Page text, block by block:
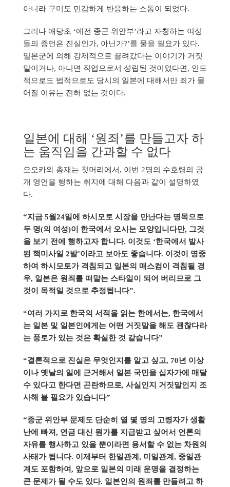
아니라 구미도 민감하게 반응하는 소동이 되었다.
그러나 애당초 ‘예전 종군 위안부’라고 자칭하는 여성
들의 증언은 진실인가, 아닌가?’를 물을 필요가 있다.
일본군에 의해 강제적으로 끌려갔다는 이야기가 거짓
말이거나, 아니면 직업으로서 성립된 것이었다면, 인도
적으로도 법적으로도 당시의 일본에 대해서만 죄가 물
어질 이유는 전혀 없는 것이다.
일본에 대해 ‘원죄’를 만들고자 하
는 움직임을 간과할 수 없다
오오카와 총재는 첫머리에서, 이번 2명의 수호령의 공
개 영언을 행하는 취지에 대해 다음과 같이 설명하였
다.
“지금 5월24일에 하시모토 시장을 만난다는 명목으로
두 명(의 여성)이 한국에서 오시는 모양입니다만, 그것
을 보기 전에 행하고자 합니다. 이것도 ‘한국에서 발사
된 핵미사일 2발’이라고 보아도 좋습니다. 이것이 명중
하여 하시모토가 격침되고 일본의 매스컴이 격침될 경
우, 일본은 원죄를 떠맡는 스타일이 되어 버리므로 그
것이 목적일 것으로 추정됩니다”.
“여러 가지로 한국의 서적을 읽는 한에서는, 한국에서
는 일본 및 일본인에게는 어떤 거짓말을 해도 괜찮다라
는 풍토가 있는 것은 확실한 것 같습니다”
“결론적으로 진실은 무엇인지를 알고 싶고, 70년 이상
이나 옛날의 일에 근거해서 일본 국민을 십자가에 매달
수 있다고 한다면 곤란하므로, 사실인지 거짓말인지 조
사해 볼 필요가 있습니다”
“종군 위안부 문제도 단순히 열 몇 명의 고령자가 생활
난에 빠져, 연금 대신 뭔가를 지급받고 싶어서 언론의
자유를 행사하고 있을 뿐이라면 용서할 수 없는 차원의
사태가 됩니다. 이제부터 한일관계, 미일관계, 중일관
계도 포함하여, 앞으로 일본의 미래 운명을 결정하는
큰 문제가 될 수도 있다. 일본인의 원죄를 만들려고 하